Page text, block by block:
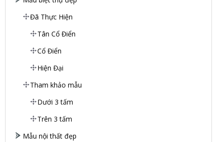
Đã Thực Hiện
Tân Cổ Điển
Cổ Điển
Hiện Đại
Tham khảo mẫu
Dưới 3 tấm
Trên 3 tấm
Mẫu nội thất đẹp